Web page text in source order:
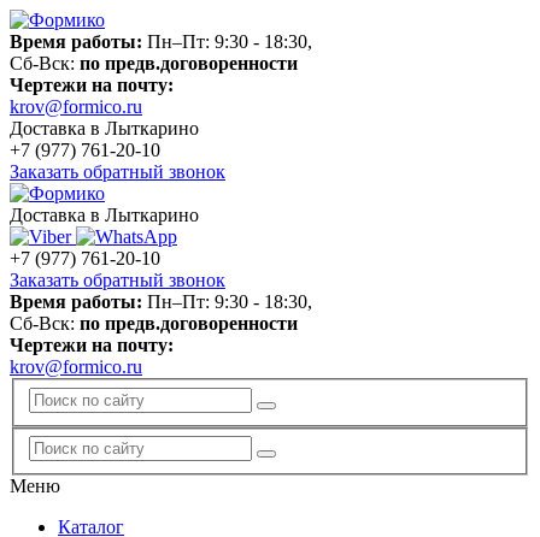
Время работы: Пн–Пт: 9:30 - 18:30,
Сб-Вск: по предв.договоренности
Чертежи на почту:
krov@formico.ru
Доставка в Лыткарино
+7 (977) 761-20-10
Заказать обратный звонок
Доставка в Лыткарино
+7 (977) 761-20-10
Заказать обратный звонок
Время работы: Пн–Пт: 9:30 - 18:30,
Сб-Вск: по предв.договоренности
Чертежи на почту:
krov@formico.ru
Меню
Каталог